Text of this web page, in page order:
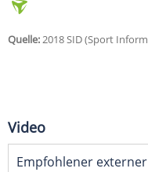
Quelle:2018 SID (Sport
Video
Empfohlener